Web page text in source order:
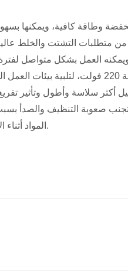
المواد أثناء الاستخدام.